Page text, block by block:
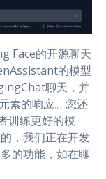
Face的开源聊天
的模型
聊天，并
素的响应。您还
训练更好的模
，我们正在开发
的功能，如在聊